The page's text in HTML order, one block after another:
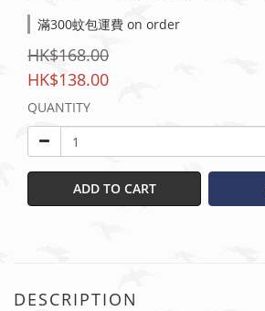
滿300蚊包運費 on order
HK$168.00
HK$138.00
QUANTITY
ADD TO CART
DESCRIPTION